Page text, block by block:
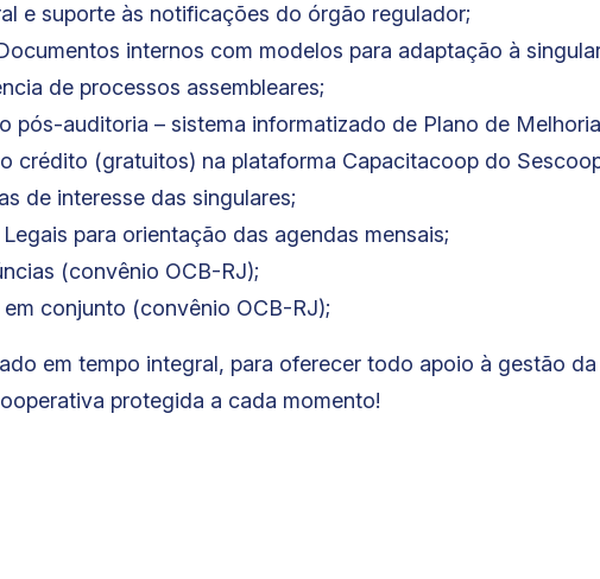
e suporte às notificações do órgão regulador;
internos com modelos para adaptação à
de processos assembleares;
pós-auditoria – sistema informatizado de Plano de
crédito (gratuitos) na plataforma Capacitacoop do
de interesse das singulares;
para orientação das agendas mensais;
(convênio OCB-RJ);
conjunto (convênio OCB-RJ);
em tempo integral, para oferecer todo apoio à gestão
protegida a cada momento!